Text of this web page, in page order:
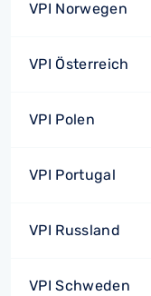
VPI Norwegen
VPI Österreich
VPI Polen
VPI Portugal
VPI Russland
VPI Schweden